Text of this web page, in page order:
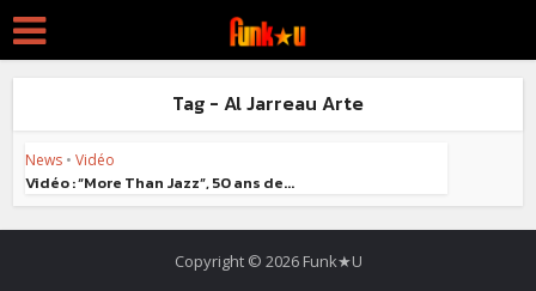
Tag - Al Jarreau Arte
News • Vidéo
Vidéo : “More Than Jazz”, 50 ans de...
Copyright © 2026 Funk★U